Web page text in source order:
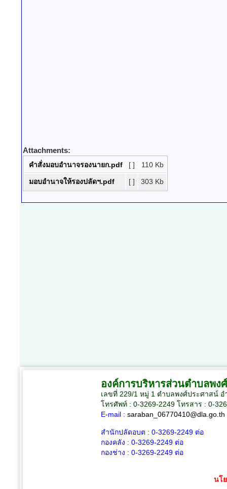
Attachments:
คำสั่งมอบอำนาจรองนายก.pdf [ ] 110 Kb
มอบอำนาจให้รองปลัดฯ.pdf [ ] 303 Kb
องค์การบริหารส่วนตำบลพง
เลขที่ 229/1 หมู่ 1 ตำบลพงศ์ประศาสน์
โทรศัพท์ : 0-3269-2249 โทรสาร : 0-
E-mail : saraban_06770410@dla.go.th
สำนักปลัดอบต : 0-3269-2249 ต่อ
กองคลัง : 0-3269-2249 ต่อ
กองช่าง : 0-3269-2249 ต่อ
นโ